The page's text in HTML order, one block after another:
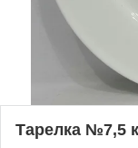
Тарелка №7,5